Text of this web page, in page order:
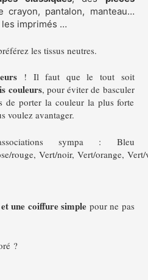
crayon, pantalon, manteau…
imprimés …
les tissus neutres.
! Il faut que le tout soit
couleurs, pour éviter de basculer
de porter la couleur la plus forte
voulez avantager.
sympa : Bleu
rouge, Vert/noir, Vert/orange,
une coiffure simple pour ne pas
?